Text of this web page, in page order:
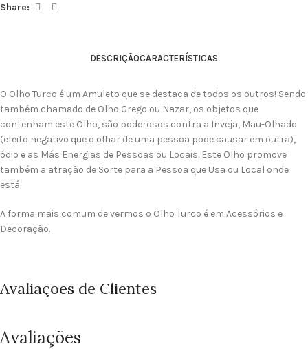
Share:
DESCRIÇÃOCARACTERÍSTICAS
O Olho Turco é um Amuleto que se destaca de todos os outros! Sendo
também chamado de Olho Grego ou Nazar, os objetos que
contenham este Olho, são poderosos contra a Inveja, Mau-Olhado
(efeito negativo que o olhar de uma pessoa pode causar em outra),
ódio e as Más Energias de Pessoas ou Locais. Este Olho promove
também a atração de Sorte para a Pessoa que Usa ou Local onde
está.
A forma mais comum de vermos o Olho Turco é em Acessórios e
Decoração.
Avaliações de Clientes
Avaliações